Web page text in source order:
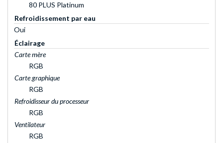
80 PLUS Platinum
Refroidissement par eau
Oui
Éclairage
Carte mère
RGB
Carte graphique
RGB
Refroidisseur du processeur
RGB
Ventilateur
RGB